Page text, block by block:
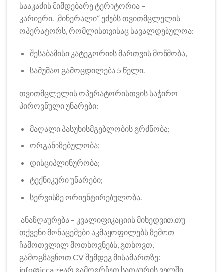
სააკაძის მიმდებარე ტერიტორია –
კარიერი. „მინერალი“ ეძებს თვითმცლელის
ოპერატორს, რომლისთვისაც სავალდებულოა:
შესაბამისი კატეგორიის მართვის მოწმობა,
სამუშაო გამოცდილება 5 წელი.
თვითმცლელის ოპერატორისთვის საჭირო
პიროვნული უნარები:
მაღალი პასუხისმგებლობის გრძნობა;
ორგანიზებულობა;
დისციპლინურობა;
ტექნიკური უნარები;
სერვისზე ორიენტირებულობა.
ანაზღაურება – კვალიფიკაციის მიხედვით.თუ
თქვენი მონაცემები აკმაყოფილებს ზემოთ
ჩამოთვლილ მოთხოვნებს, გთხოვთ,
გამოგზავნოთ CV შემდეგ მისამართზე:
info@icca.geარ გამოგრჩეთ სათაურის ველში